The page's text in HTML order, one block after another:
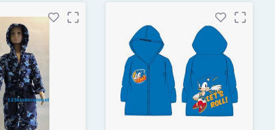
Afmeting ca